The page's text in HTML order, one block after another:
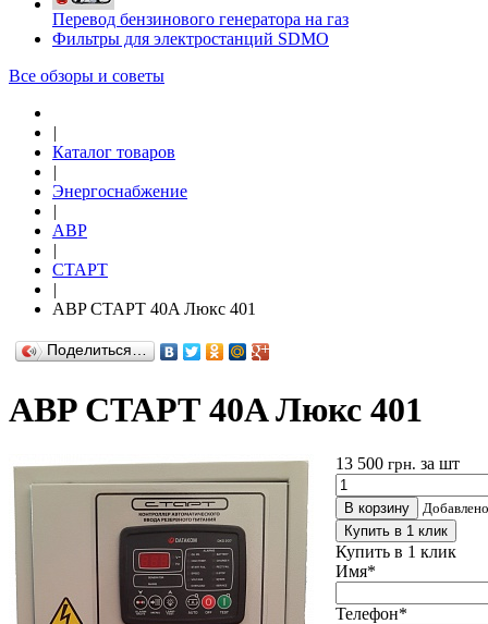
Перевод бензинового генератора на газ
Фильтры для электростанций SDMO
Все обзоры и советы
|
Каталог товаров
|
Энергоснабжение
|
АВР
|
СТАРТ
|
ABP СТАРТ 40A Люкс 401
Поделиться…
ABP СТАРТ 40A Люкс 401
13 500 грн. за шт
В корзину
Добавлено
Купить в 1 клик
Купить в 1 клик
Имя*
Телефон*